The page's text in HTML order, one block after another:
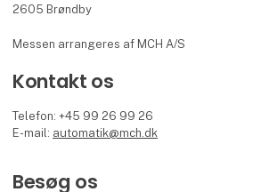
2605 Brøndby
Messen arrangeres af MCH A/S
Kontakt os
Telefon: +45 99 26 99 26
E-mail: automatik@mch.dk
Besøg os